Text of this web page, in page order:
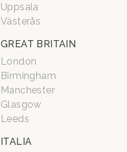
Uppsala
Västerås
GREAT BRITAIN
London
Birmingham
Manchester
Glasgow
Leeds
ITALIA